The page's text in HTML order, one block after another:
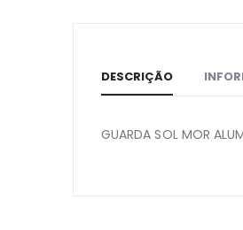
DESCRIÇÃO
GUARDA SOL MOR